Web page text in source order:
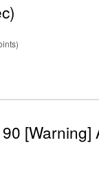
[Warning]